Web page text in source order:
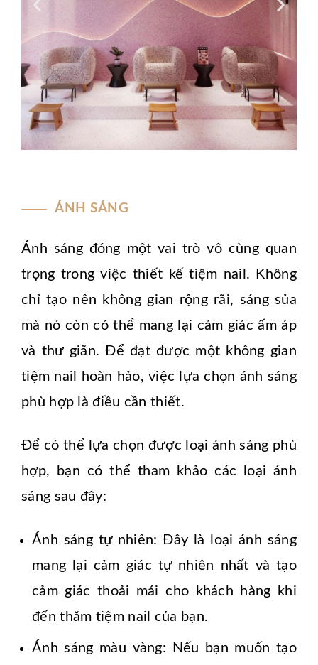
ÁNH SÁNG
Ánh sáng đóng một vai trò vô cùng quan
trọng trong việc thiết kế tiệm nail. Không
chỉ tạo nên không gian rộng rãi, sáng sủa
mà nó còn có thể mang lại cảm giác ấm áp
và thư giãn. Để đạt được một không gian
tiệm nail hoàn hảo, việc lựa chọn ánh sáng
phù hợp là điều cần thiết.
Để có thể lựa chọn được loại ánh sáng phù
hợp, bạn có thể tham khảo các loại ánh
sáng sau đây:
Ánh sáng tự nhiên: Đây là loại ánh sáng
mang lại cảm giác tự nhiên nhất và tạo
cảm giác thoải mái cho khách hàng khi
đến thăm tiệm nail của bạn.
Ánh sáng màu vàng: Nếu bạn muốn tạo